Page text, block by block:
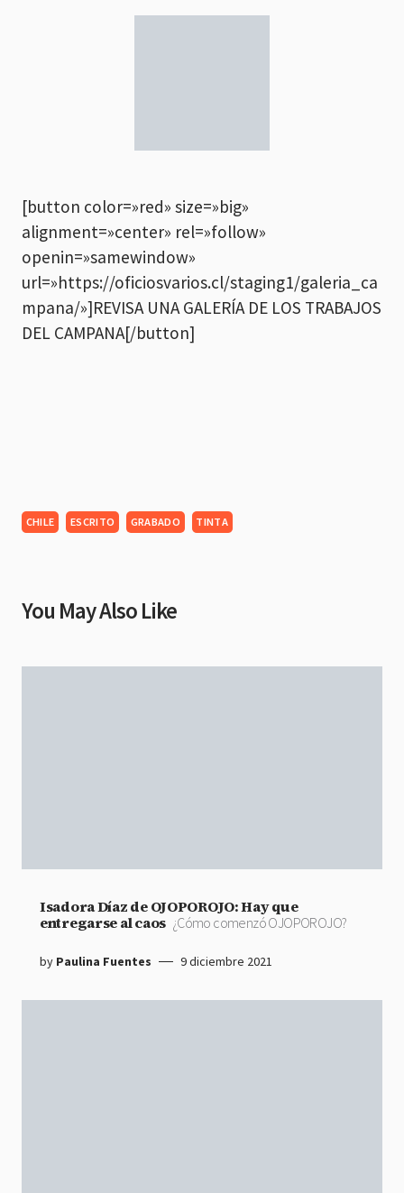
[button color=»red» size=»big»
alignment=»center» rel=»follow»
openin=»samewindow»
url=»https://oficiosvarios.cl/staging1/galeria_ca
mpana/»]REVISA UNA GALERÍA DE LOS TRABAJOS
DEL CAMPANA[/button]
CHILE ESCRITO GRABADO TINTA
You May Also Like
Isadora Díaz de OJOPOROJO: Hay que
entregarse al caos ¿Cómo comenzó OJOPOROJO?
by Paulina Fuentes 9 diciembre 2021